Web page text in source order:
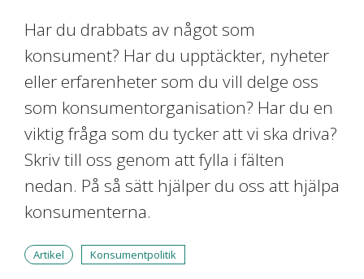
Har du drabbats av något som
konsument? Har du upptäckter, nyheter
eller erfarenheter som du vill delge oss
som konsumentorganisation? Har du en
viktig fråga som du tycker att vi ska driva?
Skriv till oss genom att fylla i fälten
nedan. På så sätt hjälper du oss att hjälpa
konsumenterna.
Artikel Konsumentpolitik